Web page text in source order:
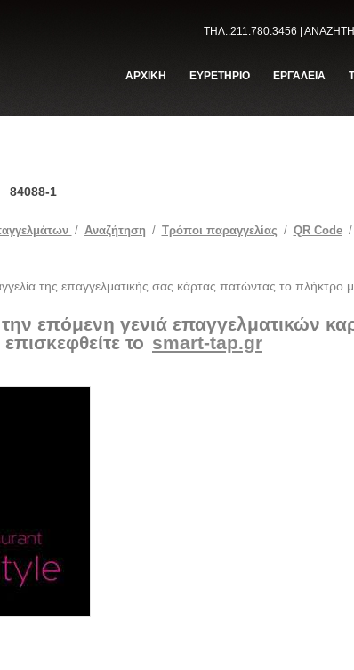
ΤΗΛ.:211.780.3456 |
ΑΡΧΙΚΗ ΕΥΡΕΤΗΡΙΟ ΕΡΓΑΛΕΙΑ
84088-1
/ Αναζήτηση / Tρόποι παραγγελίας / QR Code /
της επαγγελματικής σας κάρτας πατώντας το πλήκτρο
επόμενη γενιά επαγγελματικών
επισκεφθείτε το smart-tap.gr